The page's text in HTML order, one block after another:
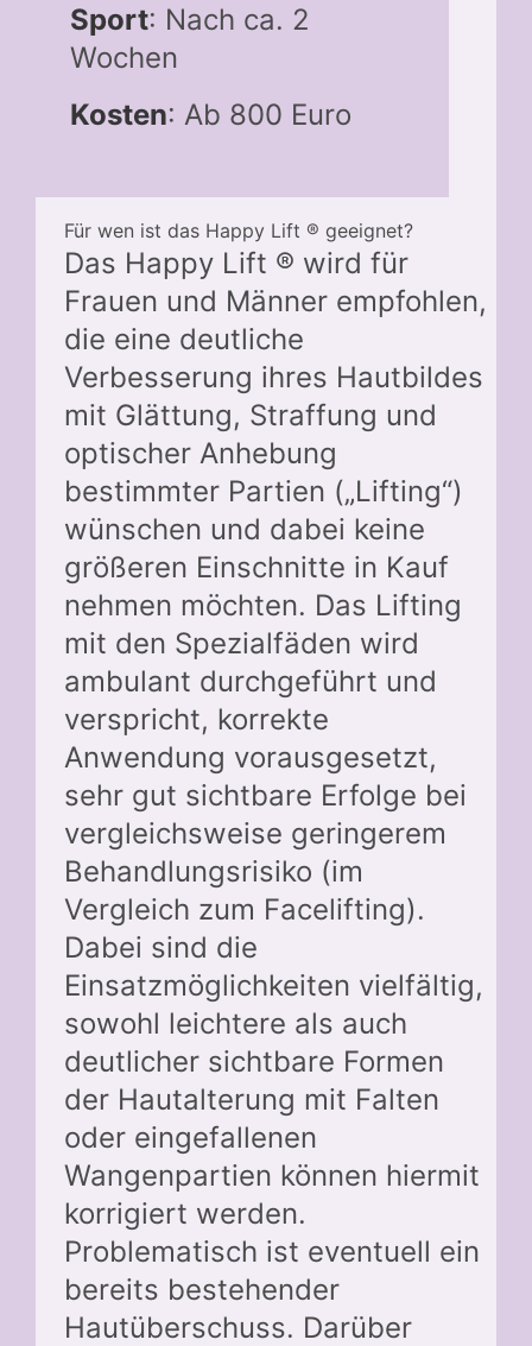
Sport: Nach ca. 2
Wochen
Kosten: Ab 800 Euro
Für wen ist das Happy Lift ® geeignet?
Das Happy Lift ® wird für
Frauen und Männer empfohlen,
die eine deutliche
Verbesserung ihres Hautbildes
mit Glättung, Straffung und
optischer Anhebung
bestimmter Partien („Lifting“)
wünschen und dabei keine
größeren Einschnitte in Kauf
nehmen möchten. Das Lifting
mit den Spezialfäden wird
ambulant durchgeführt und
verspricht, korrekte
Anwendung vorausgesetzt,
sehr gut sichtbare Erfolge bei
vergleichsweise geringerem
Behandlungsrisiko (im
Vergleich zum Facelifting).
Dabei sind die
Einsatzmöglichkeiten vielfältig,
sowohl leichtere als auch
deutlicher sichtbare Formen
der Hautalterung mit Falten
oder eingefallenen
Wangenpartien können hiermit
korrigiert werden.
Problematisch ist eventuell ein
bereits bestehender
Hautüberschuss. Darüber